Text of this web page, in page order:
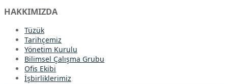
HAKKIMIZDA
Tüzük
Tarihçemiz
Yönetim Kurulu
Bilimsel Çalışma Grubu
Ofis Ekibi
İşbirliklerimiz